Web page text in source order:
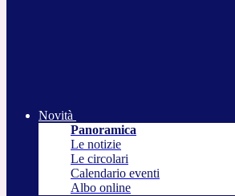
Novità
Panoramica
Le notizie
Le circolari
Calendario eventi
Albo online